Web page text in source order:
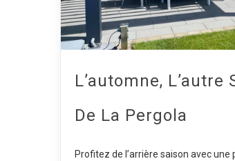
L’automne, L’autre
De La Pergola
Profitez de l’arrière saison avec une